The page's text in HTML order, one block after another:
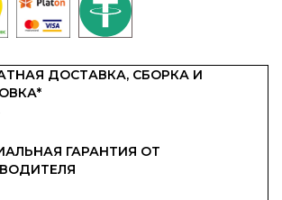
ДОСТАВКА, СБОРКА И
ГАРАНТИЯ ОТ